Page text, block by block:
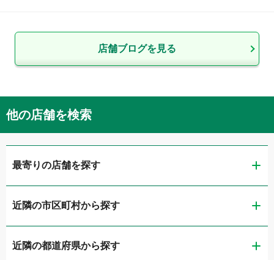
店舗ブログを見る
他の店舗を検索
最寄りの店舗を探す
ガリバー佐賀本庄店
ガリバー車検 佐賀本庄店
近隣の市区町村から探す
佐賀市
近隣の都道府県から探す